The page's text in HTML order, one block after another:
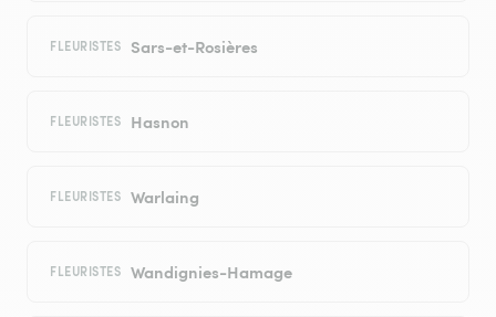
FLEURISTES Sars-et-Rosières
FLEURISTES Hasnon
FLEURISTES Warlaing
FLEURISTES Wandignies-Hamage